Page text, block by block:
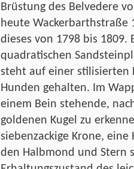
Brüstung des Belvedere
heute Wackerbarthstraße
dieses von 1798 bis
quadratischen
steht auf einer stilisierten
Hunden gehalten. Im
einem Bein stehende,
goldenen Kugel zu
siebenzackige Krone,
den Halbmond und Stern